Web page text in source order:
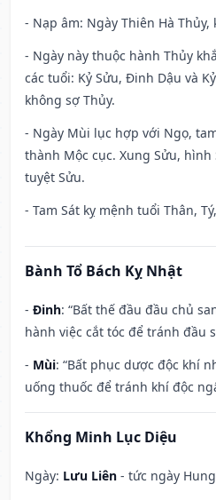
- Nạp âm: Ngày Thiên Hà Thủy,
- Ngày này thuộc hành Thủy
các tuổi: Kỷ Sửu, Đinh Dậu và
không sợ Thủy.
- Ngày Mùi lục hợp với Ngọ,
thành Mộc cục. Xung Sửu, hình
tuyệt Sửu.
- Tam Sát kỵ mệnh tuổi Thân,
Bành Tổ Bách Kỵ Nhật
- Đinh: “Bất thế đầu đầu chủ
hành việc cắt tóc để tránh đầu
- Mùi: “Bất phục dược độc khí
uống thuốc để tránh khí độc
Khổng Minh Lục Diệu
Ngày: Lưu Liên - tức ngày